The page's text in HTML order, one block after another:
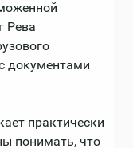
Рева
документами
практически
понимать, что